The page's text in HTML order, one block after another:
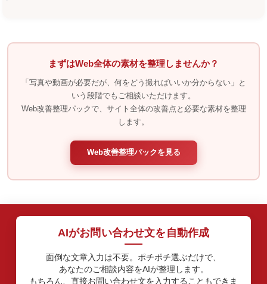
まずはWeb全体の素材を整理しませんか？
「写真や動画が必要だが、何をどう撮ればいいか分からない」と
いう段階でもご相談いただけます。
Web改善整理パックで、サイト全体の改善点と必要な素材を整理
します。
Web改善整理パックを見る
AIがお問い合わせ文を自動作成
面倒な文章入力は不要。ポチポチ選ぶだけで、
あなたのご相談内容をAIが整理します。
もちろん、直接お問い合わせ文を入力することもできま